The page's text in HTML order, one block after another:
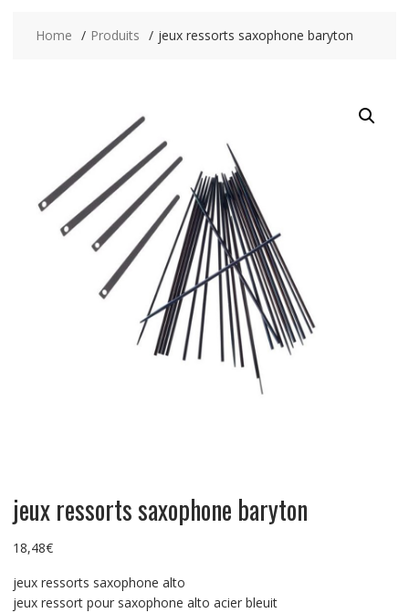
Home Produits jeux ressorts saxophone baryton
jeux ressorts saxophone baryton
18,48€
jeux ressorts saxophone alto
jeux ressort pour saxophone alto acier bleuit